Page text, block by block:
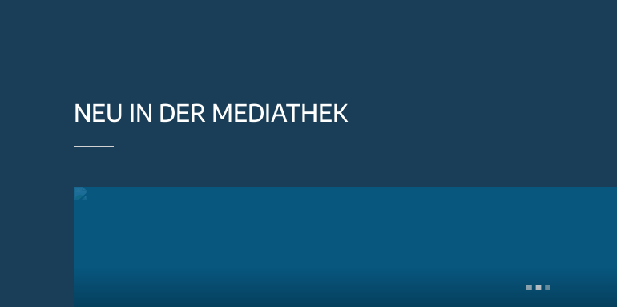
NEU IN DER MEDIATHEK